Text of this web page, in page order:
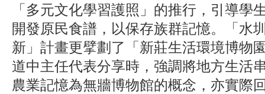
「多元文化學習護照」的推行，引導學
開發原民食譜，以保存族群記憶。「水
新」計畫更擘劃了「新莊生活環境博物
道中主任代表分享時，強調將地方生活
農業記憶為無牆博物館的概念，亦實際